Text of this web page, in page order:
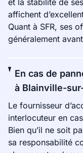
et la stabilité de
affichent
Quant à SFR, ses
généralement
En cas de
à Blainville-
Le fournisseur
interlocuteur en
Bien qu’il ne soit
sa responsabilité